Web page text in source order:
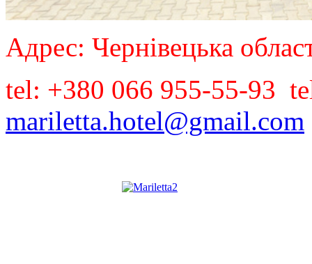
Адрес: Чернівецька
tel: +380 066 955-55-93
mariletta.hotel@gmail.com